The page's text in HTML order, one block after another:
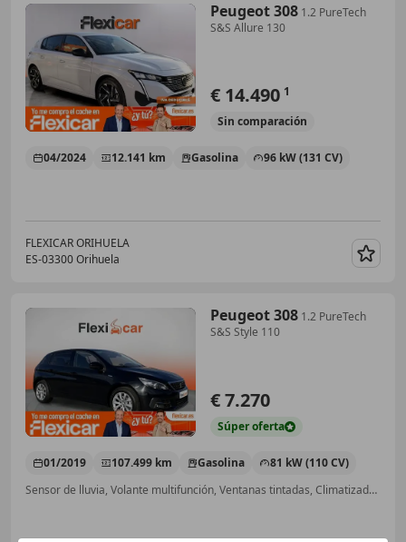
Peugeot 308 1.2 PureTech
S&S Allure 130
€ 14.490 1
Sin comparación
04/2024 12.141 km Gasolina 96 kW (131 CV)
FLEXICAR ORIHUELA
ES-03300 Orihuela
Peugeot 308 1.2 PureTech
S&S Style 110
€ 7.270
Súperoferta
01/2019 107.499 km Gasolina
81 kW (110 CV)
Sensor de lluvia, Volante multifunción, Ventanas tintadas, Climatizador automático, Llantas de aleación, Cierre centralizado, Bluetooth